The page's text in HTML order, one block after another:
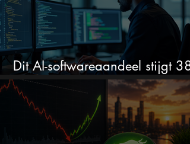
Dit AI-softwareaandeel stijgt
en zet de SaaS-crash op zijn